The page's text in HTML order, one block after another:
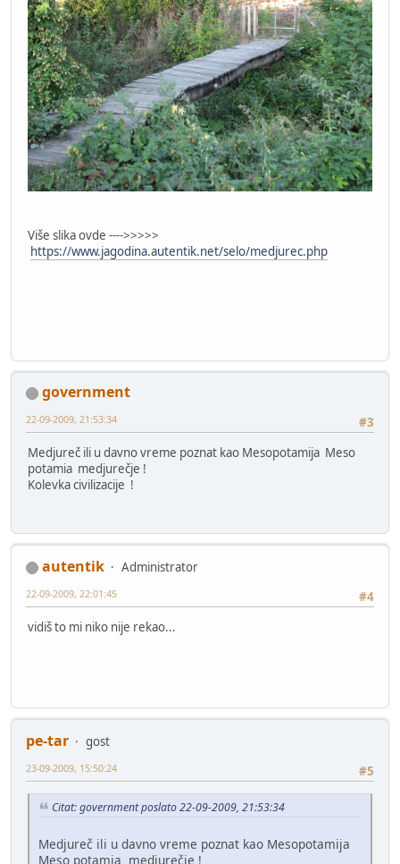
Više slika ovde ---->>>>>
https://www.jagodina.autentik.net/selo/medjurec.php
government
#3
22-09-2009, 21:53:34
Medjureč ili u davno vreme poznat kao Mesopotamija Meso
potamia medjurečje !
Kolevka civilizacije !
autentik
Administrator
#4
22-09-2009, 22:01:45
vidiš to mi niko nije rekao...
pe-tar
gost
#5
23-09-2009, 15:50:24
Citat: government poslato 22-09-2009, 21:53:34
Medjureč ili u davno vreme poznat kao Mesopotamija
Meso potamia medjurečje !